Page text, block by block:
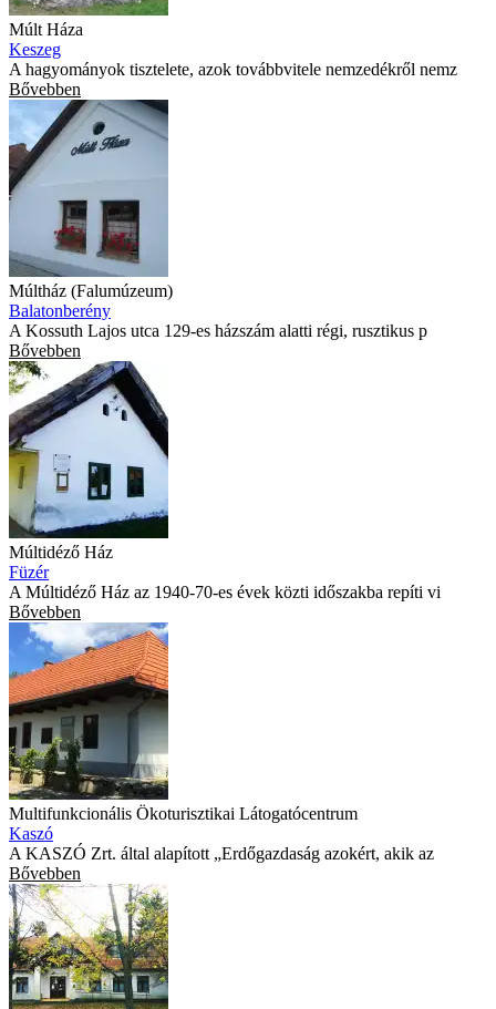
Múlt Háza
Keszeg
A hagyományok tisztelete, azok továbbvitele nemzedékről nemz
Bővebben
Múltház (Falumúzeum)
Balatonberény
A Kossuth Lajos utca 129-es házszám alatti régi, rusztikus p
Bővebben
Múltidéző Ház
Füzér
A Múltidéző Ház az 1940-70-es évek közti időszakba repíti vi
Bővebben
Multifunkcionális Ökoturisztikai Látogatócentrum
Kaszó
A KASZÓ Zrt. által alapított „Erdőgazdaság azokért, akik az
Bővebben